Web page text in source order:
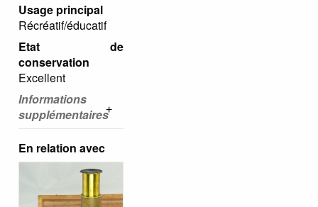
Usage principal
Récréatif/éducatif
Etat de
conservation
Excellent
Informations
supplémentaires
En relation avec